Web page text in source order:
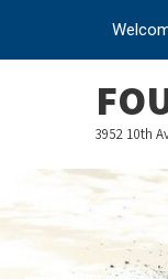
3952 10th